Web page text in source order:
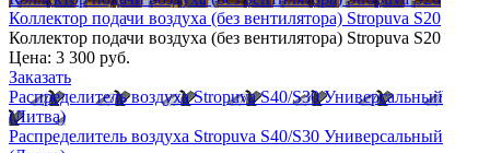
Коллектор подачи воздуха (без вентилятора) Stropuva S20
Коллектор подачи воздуха (без вентилятора) Stropuva S20
Цена: 3 300 руб.
Заказать
Распределитель воздуха Stropuva S40/S30 Универсальный
(Литва)
Распределитель воздуха Stropuva S40/S30 Универсальный